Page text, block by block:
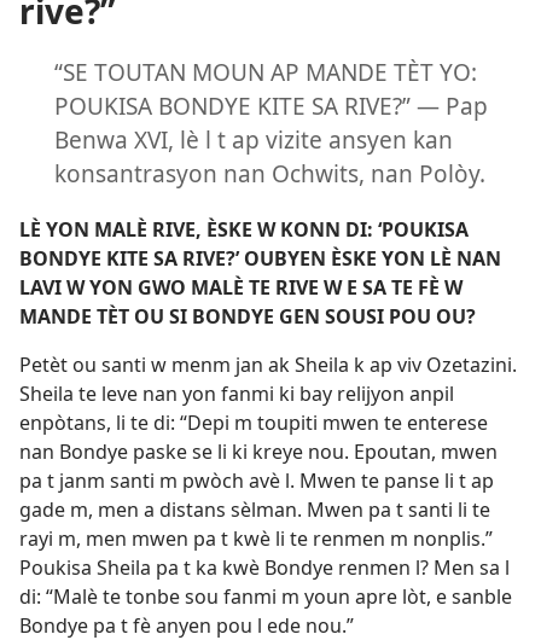
rive?”
“SE TOUTAN MOUN AP MANDE TÈT YO:
POUKISA BONDYE KITE SA RIVE?” — Pap
Benwa XVI, lè l t ap vizite ansyen kan
konsantrasyon nan Ochwits, nan Polòy.
LÈ YON MALÈ RIVE, ÈSKE W KONN DI: ‘POUKISA
BONDYE KITE SA RIVE?’ OUBYEN ÈSKE YON LÈ NAN
LAVI W YON GWO MALÈ TE RIVE W E SA TE FÈ W
MANDE TÈT OU SI BONDYE GEN SOUSI POU OU?
Petèt ou santi w menm jan ak Sheila k ap viv Ozetazini.
Sheila te leve nan yon fanmi ki bay relijyon anpil
enpòtans, li te di: “Depi m toupiti mwen te enterese
nan Bondye paske se li ki kreye nou. Epoutan, mwen
pa t janm santi m pwòch avè l. Mwen te panse li t ap
gade m, men a distans sèlman. Mwen pa t santi li te
rayi m, men mwen pa t kwè li te renmen m nonplis.”
Poukisa Sheila pa t ka kwè Bondye renmen l? Men sa l
di: “Malè te tonbe sou fanmi m youn apre lòt, e sanble
Bondye pa t fè anyen pou l ede nou.”